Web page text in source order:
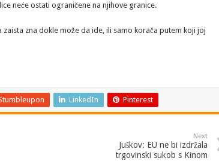
neće ostati ograničene na njihove granice.
zaista zna dokle može da ide, ili samo korača putem koji joj
LinkedIn Pinterest
Next
Juškov: EU ne bi izdržala
trgovinski sukob s Kinom